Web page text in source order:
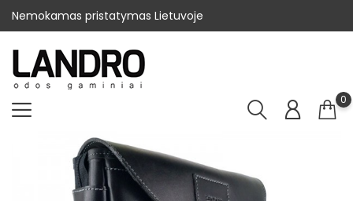
Nemokamas pristatymas Lietuvoje
0